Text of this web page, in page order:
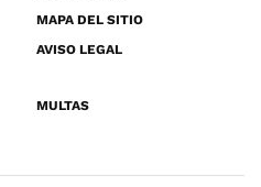
MAPA DEL SITIO
AVISO LEGAL
MULTAS